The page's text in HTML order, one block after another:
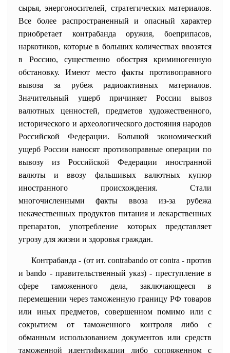
сырья, энергоносителей, стратегических материалов.
Все более распространенный и опасный характер
приобретает контрабанда оружия, боеприпасов,
наркотиков, которые в больших количествах ввозятся
в Россию, существенно обостряя криминогенную
обстановку. Имеют место факты противоправного
вывоза за рубеж радиоактивных материалов.
Значительный ущерб причиняет России вывоз
валютных ценностей, предметов художественного,
исторического и археологического достояния народов
Российской Федерации. Большой экономический
ущерб России наносят противоправные операции по
вывозу из Российской Федерации иностранной
валюты и ввозу фальшивых валютных купюр
иностранного происхождения. Стали
многочисленными факты ввоза из-за рубежа
некачественных продуктов питания и лекарственных
препаратов, употребление которых представляет
угрозу для жизни и здоровья граждан.
Контрабанда - (от ит. contrabando от contra - против
и bando - правительственный указ) - преступление в
сфере таможенного дела, заключающееся в
перемещении через таможенную границу РФ товаров
или иных предметов, совершенном помимо или с
сокрытием от таможенного контроля либо с
обманным использованием документов или средств
таможенной идентификации либо сопряженном с